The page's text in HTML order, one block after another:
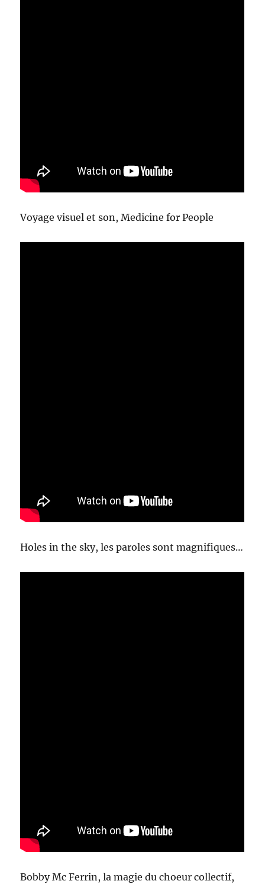
Voyage visuel et son, Medicine for People
Holes in the sky, les paroles sont magnifiques…
Bobby Mc Ferrin, la magie du choeur collectif,